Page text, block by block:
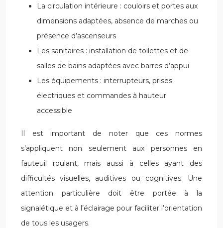
La circulation intérieure : couloirs et portes aux
dimensions adaptées, absence de marches ou
présence d’ascenseurs
Les sanitaires : installation de toilettes et de
salles de bains adaptées avec barres d’appui
Les équipements : interrupteurs, prises
électriques et commandes à hauteur
accessible
Il est important de noter que ces normes
s’appliquent non seulement aux personnes en
fauteuil roulant, mais aussi à celles ayant des
difficultés visuelles, auditives ou cognitives. Une
attention particulière doit être portée à la
signalétique et à l’éclairage pour faciliter l’orientation
de tous les usagers.